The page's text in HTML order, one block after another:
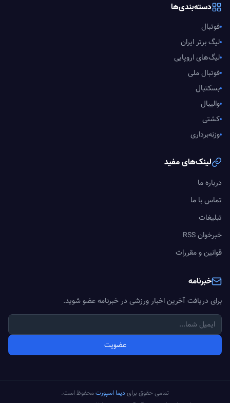
دسته‌بندی‌ها
فوتبال
لیگ برتر ایران
لیگ‌های اروپایی
فوتبال ملی
بسکتبال
والیبال
کشتی
وزنه‌برداری
لینک‌های مفید
درباره ما
تماس با ما
تبلیغات
خبرخوان RSS
قوانین و مقررات
خبرنامه
برای دریافت آخرین اخبار ورزشی در خبرنامه عضو شوید.
عضویت
تمامی حقوق برایدیما اسپورتمحفوظ است.